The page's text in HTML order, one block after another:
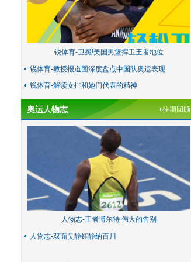
锐体育-卫冕!美国男篮捍卫王者地位
锐体育-教授报道团深度盘点中国队奥运表现
锐体育-解读女排和她们代表的精神
奥运人物志 +往期回顾
人物志-王者博尔特 伟大的告别
人物志-双面吴静钰静纳百川